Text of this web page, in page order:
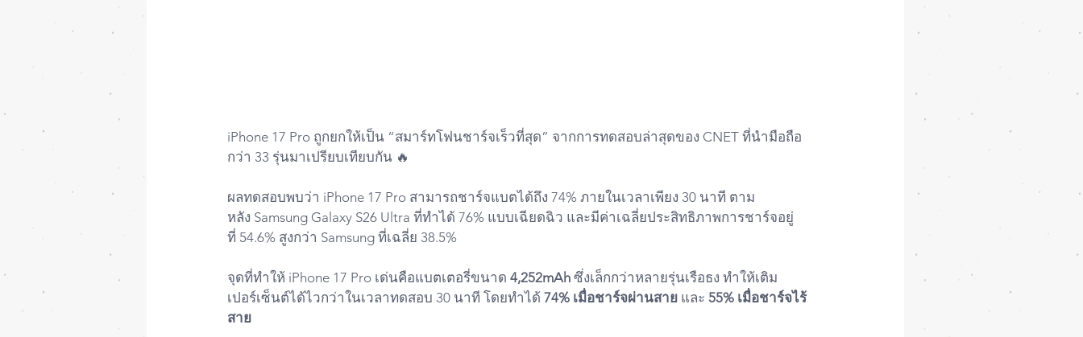
iPhone 17 Pro ถูกยกให้เป็น “สมาร์ทโฟนชาร์จเร็วที่สุด” จากการทดสอบล่าสุดของ CNET ที่นำมือถือ
กว่า 33 รุ่นมาเปรียบเทียบกัน 🔥
ผลทดสอบพบว่า iPhone 17 Pro สามารถชาร์จแบตได้ถึง 74% ภายในเวลาเพียง 30 นาที ตาม
หลัง Samsung Galaxy S26 Ultra ที่ทำได้ 76% แบบเฉียดฉิว และมีค่าเฉลี่ยประสิทธิภาพการชาร์จอยู่
ที่ 54.6% สูงกว่า Samsung ที่เฉลี่ย 38.5%
จุดที่ทำให้ iPhone 17 Pro เด่นคือแบตเตอรี่ขนาด 4,252mAh ซึ่งเล็กกว่าหลายรุ่นเรือธง ทำให้เติม
เปอร์เซ็นต์ได้ไวกว่าในเวลาทดสอบ 30 นาที โดยทำได้ 74% เมื่อชาร์จผ่านสาย และ 55% เมื่อชาร์จไร้
สาย